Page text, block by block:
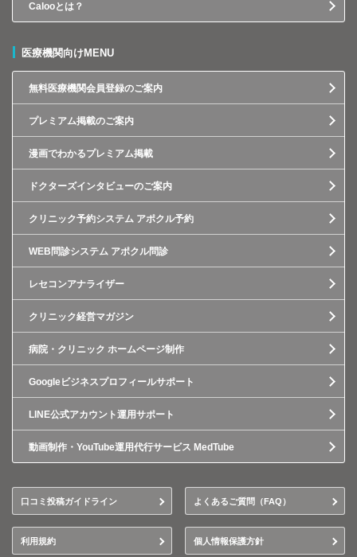
Calooとは？
医療機関向けMENU
無料医療機関会員登録のご案内
プレミアム掲載のご案内
漫画でわかるプレミアム掲載
ドクターズインタビューのご案内
クリニック予約システム アポクル予約
WEB問診システム アポクル問診
レセコンアナライザー
クリニック経営マガジン
病院・クリニック ホームページ制作
Googleビジネスプロフィールサポート
LINE公式アカウント運用サポート
動画制作・YouTube運用代行サービス MedTube
口コミ投稿ガイドライン よくあるご質問（FAQ）
利用規約 個人情報保護方針